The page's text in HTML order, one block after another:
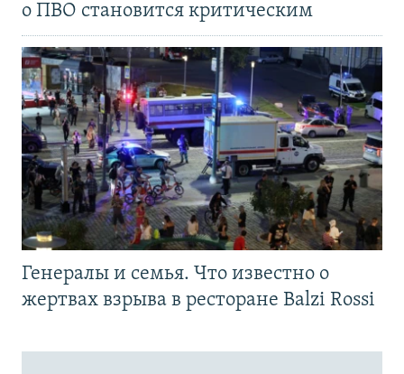
о ПВО становится критическим
Генералы и семья. Что известно о
жертвах взрыва в ресторане Balzi Rossi